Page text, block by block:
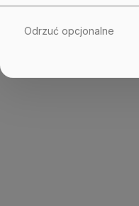
Odrzuć opcjonalne